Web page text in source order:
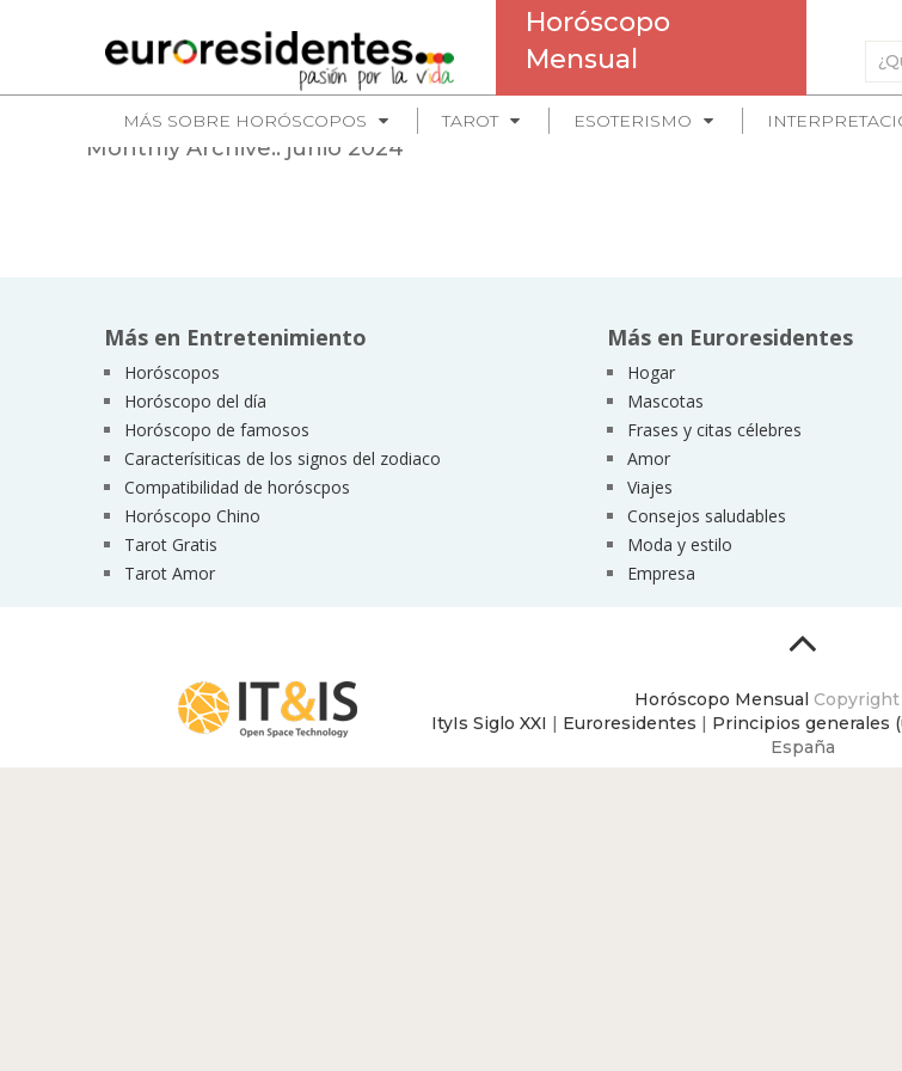
Horóscopo
Mensual
MÁS SOBRE HORÓSCOPOS TAROT ESOTERISMO
Monthly Archive:: junio 2024
Más en Entretenimiento
Horóscopos
Horóscopo del día
Horóscopo de famosos
Caracterísiticas de los signos del zodiaco
Compatibilidad de horóscpos
Horóscopo Chino
Tarot Gratis
Tarot Amor
Más en Euroresidentes
Hogar
Mascotas
Frases y citas célebres
Amor
Viajes
Consejos saludables
Moda y estilo
Empresa
Horóscopo Mensual
ItyIs Siglo XXI | Euroresidentes | Principios generales
España